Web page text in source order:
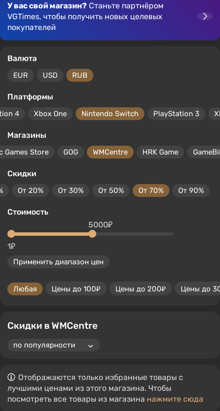
У вас свой магазин? Станьте партнёром
VGTimes, чтобы получить новых целевых
покупателей
Валюта
EUR USD RUB
Платформы
4 Xbox One Nintendo Switch PlayStation 3
Магазины
Games Store GOG WMCentre HRK Game
Скидки
От 20% От 30% От 50% От 70% От 90%
Стоимость
1₽
5000₽
Применить диапазон цен
Любая Цены до 100₽ Цены до 200₽ Цены до
Скидки в WMCentre
Отображаются только избранные товары с
лучшими ценами из этого магазина. Чтобы
посмотреть все товары из магазина нажмите сюда